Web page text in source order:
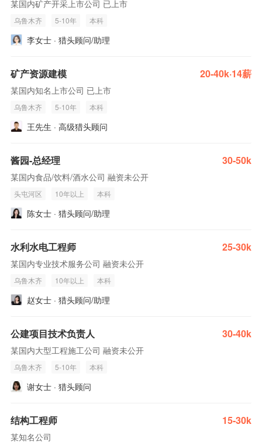
某国内矿产开采上市公司 已上市
乌鲁木齐 5-10年 本科
李女士 · 猎头顾问/助理
矿产资源建模 20-40k·14薪
某国内知名上市公司 已上市
乌鲁木齐 5-10年 本科
王先生 · 高级猎头顾问
酱园-总经理 30-50k
某国内食品/饮料/酒水公司 融资未公开
头屯河区 10年以上 本科
陈女士 · 猎头顾问/助理
水利水电工程师 25-30k
某国内专业技术服务公司 融资未公开
乌鲁木齐 10年以上 本科
赵女士 · 猎头顾问/助理
公建项目技术负责人 30-40k
某国内大型工程施工公司 融资未公开
乌鲁木齐 5-10年 本科
谢女士 · 猎头顾问
结构工程师 15-30k
某知名公司